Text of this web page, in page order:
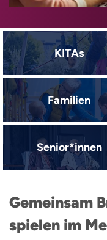
KITAs
Familien
Senior*innen
Gemeinsam
spielen im